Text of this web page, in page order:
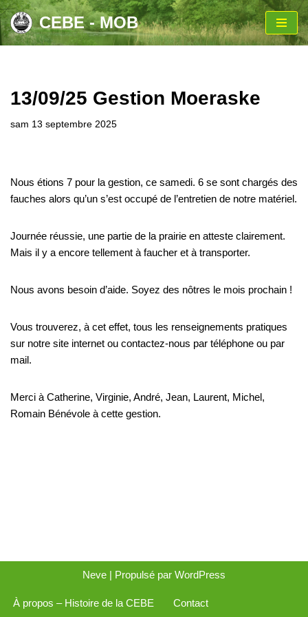
Aller
CEBE - MOB
13/09/25 Gestion Moeraske
sam 13 septembre 2025
Nous étions 7 pour la gestion, ce samedi. 6 se sont chargés des
fauches alors qu’un s’est occupé de l’entretien de notre matériel.
Journée réussie, une partie de la prairie en atteste clairement.
Mais il y a encore tellement à faucher et à transporter.
Nous avons besoin d’aide. Soyez des nôtres le mois prochain !
Vous trouverez, à cet effet, tous les renseignements pratiques
sur notre site internet ou contactez-nous par téléphone ou par
mail.
Merci à Catherine, Virginie, André, Jean, Laurent, Michel,
Romain Bénévole à cette gestion.
Neve | Propulsé par WordPress
À propos – Histoire de la CEBE Contact